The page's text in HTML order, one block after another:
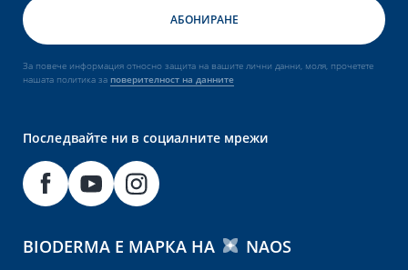
За повече информация относно защита на вашите лични данни, моля, прочетете
нашата политика за поверителност на данните
Последвайте ни в социалните мрежи
BIODERMA Е МАРКА НА NAOS